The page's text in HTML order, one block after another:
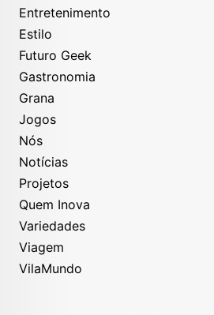
Entretenimento
Estilo
Futuro Geek
Gastronomia
Grana
Jogos
Nós
Notícias
Projetos
Quem Inova
Variedades
Viagem
VilaMundo